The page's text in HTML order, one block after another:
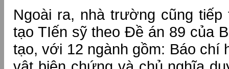
Ngoài ra, nhà trường cũng tiếp
tạo TIến sỹ theo Đề án 89 của
tạo, với 12 ngành gồm: Báo chí